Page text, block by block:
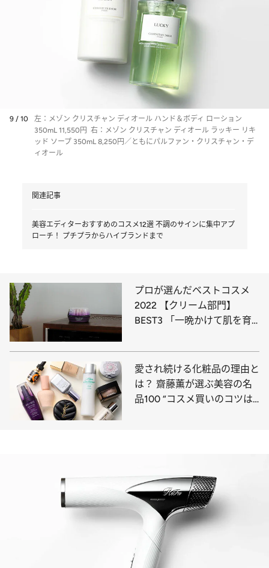
9 / 10
左：メゾン クリスチャン ディオール ハンド＆ボディ ローション
350mL 11,550円 右：メゾン クリスチャン ディオール ラッキー リキ
ッド ソープ 350mL 8,250円／ともにパルファン・クリスチャン・デ
ィオール
関連記事
美容エディターおすすめのコスメ12選 不調のサインに集中アプ
ローチ！ プチプラからハイブランドまで
プロが選んだベストコスメ
2022 【クリーム部門】
BEST3 「一晩かけて肌を育
愛され続ける化粧品の理由と
は？ 齋藤薫が選ぶ美容の名
品100 “コスメ買いのコツは